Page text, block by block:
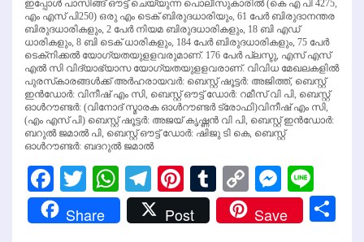
ഇപ്പോള്‍ പാസിങ്ങ് ഔട്ട് ചെയ്യുന്ന പൊലീസുകാരില്‍ (കെ എ പി 4275,
എം എസ് പി250) ഒരു എം ടെക് ബിരുദധാരിയും, 61 പേര്‍ ബിരുദാനന്തര
ബിരുദധാരികളും, 2 പേര്‍ നിയമ ബിരുദധാരികളും, 18 ബി എഡ്
ധാരികളും, 8 ബി ടെക് ധാരികളും, 184 പേര്‍ ബിരുദധാരികളും, 75 പേര്‍
ടെക്‌നിക്കല്‍ യോഗ്യതയുളളവരുമാണ്. 176 പേര്‍ പ്ലസ്ടു, എസ് എസ്
എല്‍ സി വിദ്യാഭ്യാസ യോഗ്യതയുളളവരാണ്. വിവിധ മേഖലകളില്‍
പുരസ്‌കാരങ്ങള്‍ക്ക് അര്‍ഹരായവര്‍: ബെസ്റ്റ് ഷൂട്ടര്‍: അജിത്ത്, ബെസ്റ്റ്
ഇന്‍ഡോര്‍: വിനീഷ് എം സി, ബെസ്റ്റ് ഔട്ട് ഡോര്‍: റമീസ് വി പി, ബെസ്റ്റ്
ഓള്‍റൗണ്ടര്‍: (വിനോദ് സ്മാരക ഓള്‍റൗണ്ടര്‍ ട്രോഫി)വിനീഷ് എം സി,
(എം എസ് പി) ബെസ്റ്റ് ഷൂട്ടര്‍: അജയ് കൃഷ്ണന്‍ വി പി, ബെസ്റ്റ് ഇന്‍ഡോര്‍:
ബറുല്‍ ജമാല്‍ പി, ബെസ്റ്റ് ഔട്ട് ഡോര്‍: ഷിജു ടി കെ, ബെസ്റ്റ്
ഓള്‍റൗണ്ടര്‍: ബദറുല്‍ ജമാല്‍
Facebook
Twitter
WhatsApp
Telegram
Pinterest
Tumblr
Copy
Link
Share Post Save